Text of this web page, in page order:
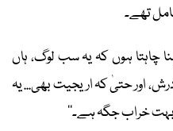
تھے۔
چاہتا ہوں کہ یہ سب لوگ، ہاں
اور حتیٰ کہ اریجیت بھی... یہ
خراب جگہ ہے۔‘‘